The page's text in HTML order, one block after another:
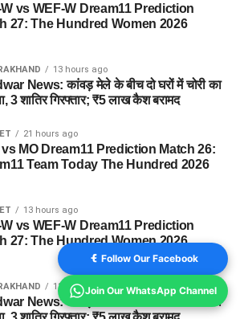
vs WEF-W Dream11 Prediction
27: The Hundred Women 2026
13 hours ago
News: कांवड़ मेले के बीच दो घरों में चोरी का
3 शातिर गिरफ्तार; ₹5 लाख कैश बरामद
21 hours ago
MO Dream11 Prediction Match 26:
Team Today The Hundred 2026
13 hours ago
vs WEF-W Dream11 Prediction
27: The Hundred Women 2026
13 hours ago
News: कांवड़ मेले के बीच दो घरों में चोरी का
Follow Our Facebook
Join Our WhatsApp Channel